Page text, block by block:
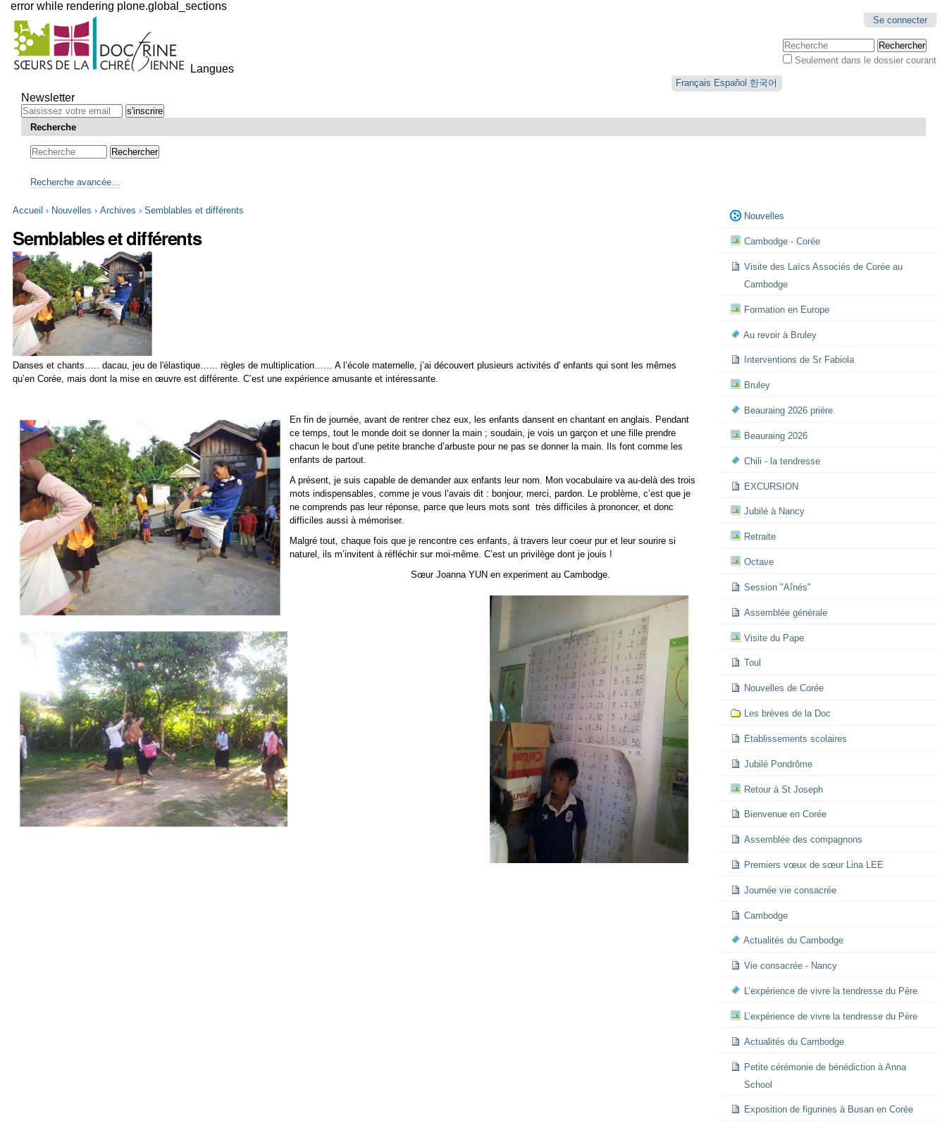
error while rendering plone.global_sections
Outils
personnels
Se connecter
Chercher par
Seulement dans le dossier courant
Langues
Français Español 한국어
au
contenu.
Aller
Newsletter
Recherche
Recherche avancée…
Accueil › Nouvelles ›Archives ›Semblables et différents
Semblables et différents
Danses et chants….. dacau, jeu de l'élastique…... règles de multiplication…… A l’école maternelle, j’ai découvert plusieurs activités d' enfants qui sont les mêmes
qu’en Corée, mais dont la mise en œuvre est différente. C’est une expérience amusante et intéressante.
En fin de journée, avant de rentrer chez eux, les enfants dansent en chantant en anglais. Pendant
ce temps, tout le monde doit se donner la main ; soudain, je vois un garçon et une fille prendre
chacun le bout d’une petite branche d’arbuste pour ne pas se donner la main. Ils font comme les
enfants de partout.
A présent, je suis capable de demander aux enfants leur nom. Mon vocabulaire va au-delà des trois
mots indispensables, comme je vous l’avais dit : bonjour, merci, pardon. Le problème, c’est que je
ne comprends pas leur réponse, parce que leurs mots sont très difficiles à prononcer, et donc
difficiles aussi à mémoriser.
Malgré tout, chaque fois que je rencontre ces enfants, à travers leur coeur pur et leur sourire si
naturel, ils m’invitent à réfléchir sur moi-même. C’est un privilège dont je jouis !
Sœur Joanna YUN en experiment au Cambodge.
Navigation
Nouvelles
Cambodge - Corée
Visite des Laïcs Associés de Corée au
Cambodge
Formation en Europe
Au revoir à Bruley
Interventions de Sr Fabiola
Bruley
Beauraing 2026 prière
Beauraing 2026
Chili - la tendresse
EXCURSION
Jubilé à Nancy
Retraite
Octave
Session "Aînés"
Assemblée générale
Visite du Pape
Toul
Nouvelles de Corée
Les brèves de la Doc
Etablissements scolaires
Jubilé Pondrôme
Retour à St Joseph
Bienvenue en Corée
Assemblée des compagnons
Premiers vœux de sœur Lina LEE
Journée vie consacrée
Cambodge
Actualités du Cambodge
Vie consacrée - Nancy
L’expérience de vivre la tendresse du Père
L’expérience de vivre la tendresse du Père
Actualités du Cambodge
Petite cérémonie de bénédiction à Anna
School
Exposition de figurines à Busan en Corée